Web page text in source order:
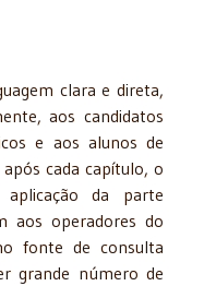
clara e direta,
aos candidatos
e aos alunos de
cada capítulo, o
da parte
aos operadores do
fonte de consulta
grande número de